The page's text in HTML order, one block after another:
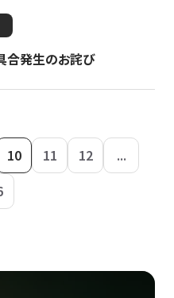
合発生のお詫び
10 11 12
...